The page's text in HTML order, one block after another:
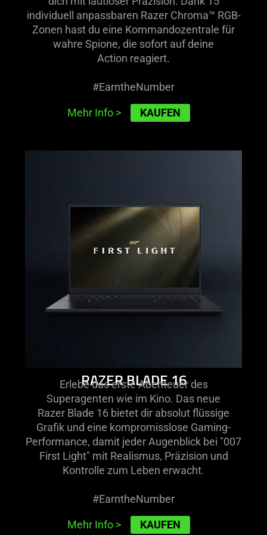
individuell anpassbaren Razer Chroma™ RGB-
Zonen hast du eine Kommandozentrale für
wahre Spione, die sofort auf deine
Action reagiert.
#EarntheNumber
Mehr Info > KAUFEN
blade
RAZER BLADE 16
Erlebe das erste Abenteuer des
Superagenten wie im Kino. Das neue
Razer Blade 16 bietet dir absolut flüssige
Grafik und eine kompromisslose Gaming-
Performance, damit jeder Augenblick bei "007
First Light" mit Realismus, Präzision und
Kontrolle zum Leben erwacht.
#EarntheNumber
Mehr Info > KAUFEN